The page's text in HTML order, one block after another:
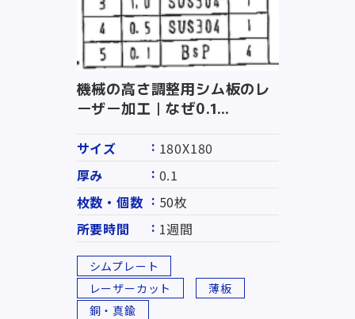
機械の高さ調整用シム板のレ
ーザー加工｜なぜ0.1...
サイズ
180X180
厚み
0.1
枚数・個数
50枚
所要時間
1週間
シムプレート
レーザーカット
薄板
銅・真鍮